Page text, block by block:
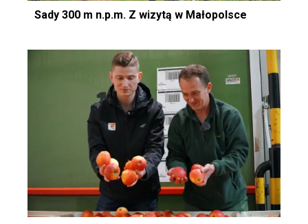
Sady 300 m n.p.m. Z wizytą w Małopolsce